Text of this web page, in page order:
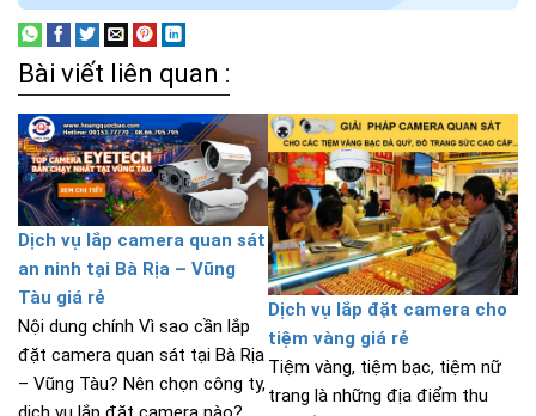
Bài viết liên quan :
Dịch vụ lắp camera quan sát
an ninh tại Bà Rịa – Vũng
Tàu giá rẻ
Nội dung chính Vì sao cần lắp
đặt camera quan sát tại Bà Rịa
– Vũng Tàu? Nên chọn công ty,
Dịch vụ lắp đặt camera cho
tiệm vàng giá rẻ
Tiệm vàng, tiệm bạc, tiệm nữ
trang là những địa điểm thu